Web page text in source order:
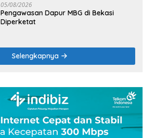
05/08/2026
Pengawasan Dapur MBG di Bekasi
Diperketat
Selengkapnya